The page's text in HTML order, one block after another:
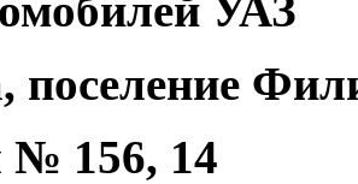
поселение
№ 156, 14